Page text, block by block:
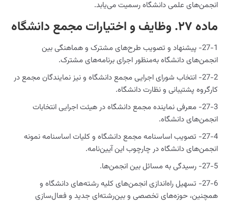
انجمن‌های علمی دانشگاه رسمیت می‌یابد.
ماده ۲۷. وظایف و اختیارات مجمع دانشگاه
27-1- پیشنهاد و تصویب طرح‌های مشترک و هماهنگی بین
انجمن‌های دانشگاه به‌منظور اجرای برنامه‌های مشترک.
27-2- انتخاب شورای اجرایی مجمع دانشگاه و نیز نمایندگان مجمع در
کارگروه پشتیبانی و نظارت دانشگاه.
27-3- معرفی نماینده مجمع دانشگاه در هیئت اجرایی انتخابات
انجمن‌های دانشگاه.
27-4- تصویب اساسنامه مجمع دانشگاه و کلیات اساسنامه نمونه
انجمن‌های دانشگاه در چارچوب این آیین‌نامه.
27-5- رسیدگی به مسائل بین انجمن‌ها.
27-6- تسهیل راه‌اندازی انجمن‌های کلیه رشته‌های دانشگاه و
همچنین، حوزه‌های تخصصی و بین‌رشته‌ای جدید و فعال‌سازی